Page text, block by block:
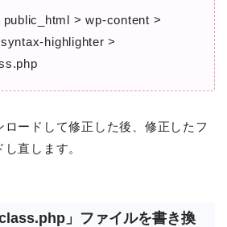
public_html > wp-content >
highlighter >
ロードして修正した後、修正したフ
直します。
」ファイルを書き換